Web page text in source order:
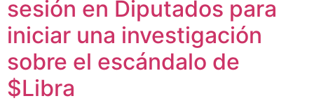
sesión en Diputados para
iniciar una investigación
sobre el escándalo de
$Libra